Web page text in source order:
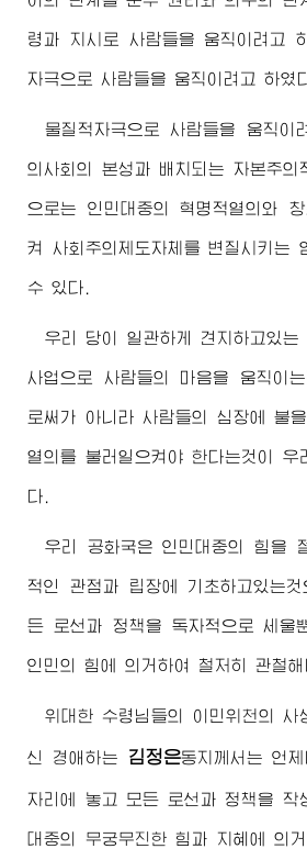
령과 지시로 사람들을 움직이려고
자극으로 사람들을 움직이려고 하였
물질적자극으로 사람들을 움직이
의사회의 본성과 배치되는 자본주의
으로는 인민대중의 혁명적열의와 창
켜 사회주의제도자체를 변질시키는
수 있다.
우리 당이 일관하게 견지하고있는
사업으로 사람들의 마음을 움직이
로써가 아니라 사람들의 심장에 불
열의를 불러일으켜야 한다는것이 우
다.
우리 공화국은 인민대중의 힘을
적인 관점과 립장에 기초하고있는
든 로선과 정책을 독자적으로 세울
인민의 힘에 의거하여 철저히 관철해
위대한 수령님들의 이민위천의 사
신 경애하는 김정은동지 께서는 언
자리에 놓고 모든 로선과 정책을 작
대중의 무궁무진한 힘과 지혜에 의